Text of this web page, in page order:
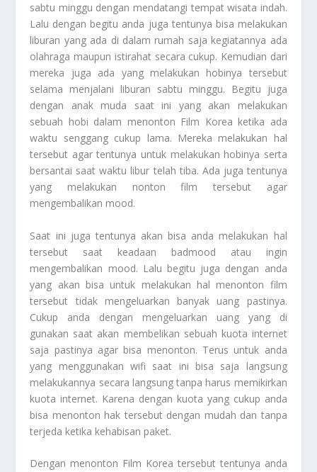
sabtu minggu dengan mendatangi tempat wisata indah.
Lalu dengan begitu anda juga tentunya bisa melakukan
liburan yang ada di dalam rumah saja kegiatannya ada
olahraga maupun istirahat secara cukup. Kemudian dari
mereka juga ada yang melakukan hobinya tersebut
selama menjalani liburan sabtu minggu. Begitu juga
dengan anak muda saat ini yang akan melakukan
sebuah hobi dalam menonton Film Korea ketika ada
waktu senggang cukup lama. Mereka melakukan hal
tersebut agar tentunya untuk melakukan hobinya serta
bersantai saat waktu libur telah tiba. Ada juga tentunya
yang melakukan nonton film tersebut agar
mengembalikan mood.
Saat ini juga tentunya akan bisa anda melakukan hal
tersebut saat keadaan badmood atau ingin
mengembalikan mood. Lalu begitu juga dengan anda
yang akan bisa untuk melakukan hal menonton film
tersebut tidak mengeluarkan banyak uang pastinya.
Cukup anda dengan mengeluarkan uang yang di
gunakan saat akan membelikan sebuah kuota internet
saja pastinya agar bisa menonton. Terus untuk anda
yang menggunakan wifi saat ini bisa saja langsung
melakukannya secara langsung tanpa harus memikirkan
kuota internet. Karena dengan kuota yang cukup anda
bisa menonton hak tersebut dengan mudah dan tanpa
terjeda ketika kehabisan paket.
Dengan menonton Film Korea tersebut tentunya anda